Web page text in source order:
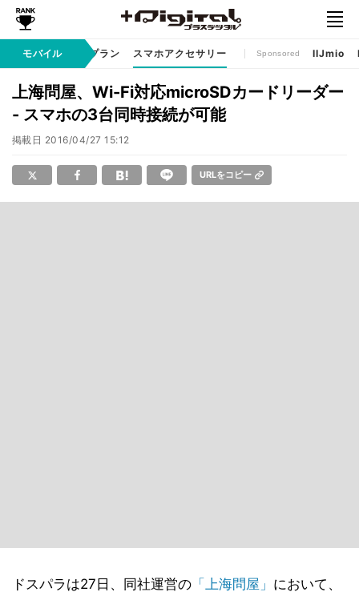
モバイル
ームアプリ 料金プラン スマホアクセサリー Sponsored IIJmio
上海問屋、Wi-Fi対応microSDカードリーダー
- スマホの3台同時接続が可能
掲載日 2016/04/27 15:12
URLをコピー
ドスパラは27日、同社運営の 「上海問屋」 において、